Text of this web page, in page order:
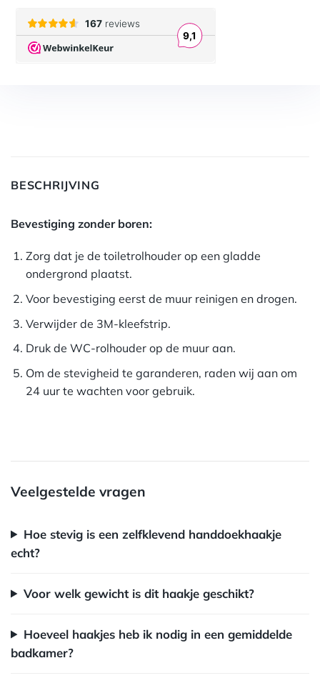
BESCHRIJVING
Bevestiging zonder boren:
Zorg dat je de toiletrolhouder op een gladde
ondergrond plaatst.
Voor bevestiging eerst de muur reinigen en drogen.
Verwijder de 3M-kleefstrip.
Druk de WC-rolhouder op de muur aan.
Om de stevigheid te garanderen, raden wij aan om
24 uur te wachten voor gebruik.
Veelgestelde vragen
Hoe stevig is een zelfklevend handdoekhaakje
echt?
Voor welk gewicht is dit haakje geschikt?
Hoeveel haakjes heb ik nodig in een gemiddelde
badkamer?